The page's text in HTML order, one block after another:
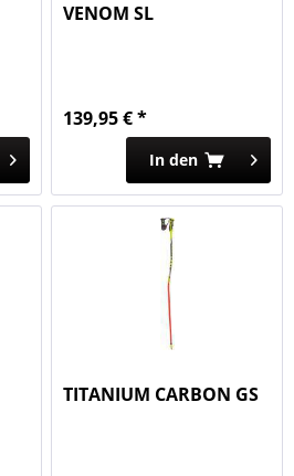
VENOM SL
139,95 € *
In den
TITANIUM CARBON GS